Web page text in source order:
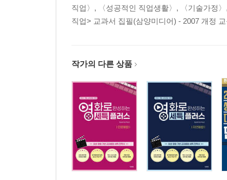
직업〉, 〈성공적인 직업생활〉, 〈기술가정
직업> 교과서 집필(삼양미디어) - 2007 개정
작가의 다른 상품